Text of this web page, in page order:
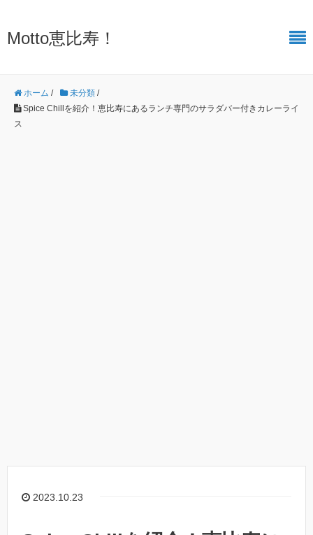
Motto恵比寿！
ホーム / 未分類 /
Spice Chillを紹介！恵比寿にあるランチ専門のサラダバー付きカレーライ
ス
2023.10.23